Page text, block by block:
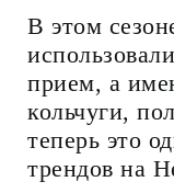
В этом
прием, а
кольчуги,
теперь это
трендов на